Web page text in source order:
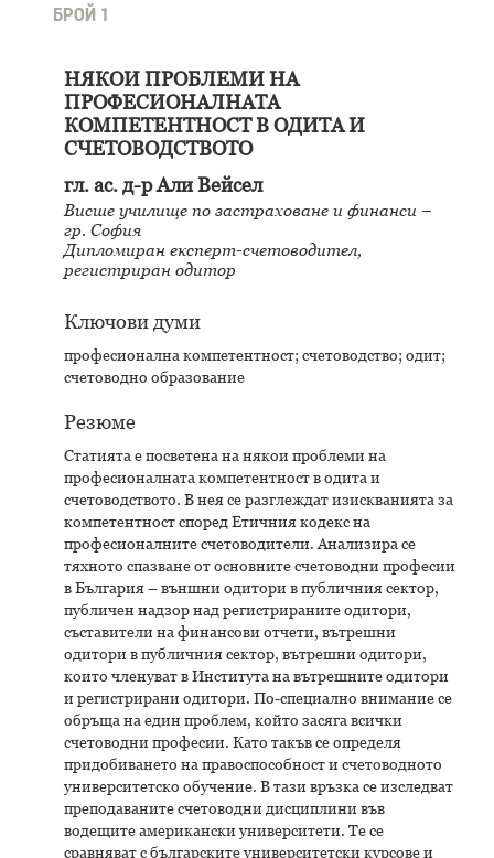
БРОЙ 1
НЯКОИ ПРОБЛЕМИ НА
ПРОФЕСИОНАЛНАТА
КОМПЕТЕНТНОСТ В ОДИТА И
СЧЕТОВОДСТВОТО
гл. ас. д-р Али Вейсел
Висше училище по застраховане и финанси –
гр. София
Дипломиран експерт-счетоводител,
регистриран одитор
Ключови думи
професионална компетентност; счетоводство; одит;
счетоводно образование
Резюме
Статията е посветена на някои проблеми на
професионалната компетентност в одита и
счетоводството. В нея се разглеждат изискванията за
компетентност според Етичния кодекс на
професионалните счетоводители. Анализира се
тяхното спазване от основните счетоводни професии
в България – външни одитори в публичния сектор,
публичен надзор над регистрираните одитори,
съставители на финансови отчети, вътрешни
одитори в публичния сектор, вътрешни одитори,
които членуват в Института на вътрешните одитори
и регистрирани одитори. По-специално внимание се
обръща на един проблем, който засяга всички
счетоводни професии. Като такъв се определя
придобиването на правоспособност и счетоводното
университетско обучение. В тази връзка се изследват
преподаваните счетоводни дисциплини във
водещите американски университети. Те се
сравняват с българските университетски курсове и